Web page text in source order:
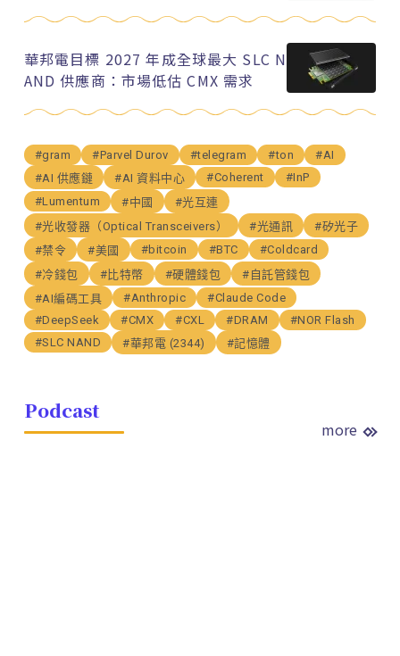
華邦電目標 2027 年成全球最大 SLC N
AND 供應商：市場低估 CMX 需求
#gram #Parvel Durov #telegram #ton
#AI
#AI 供應鏈
#AI 資料中心 #Coherent
#InP
#Lumentum
#中國
#光互連
#光收發器（Optical Transceivers）
#光通訊
#矽光子
#禁令
#美國 #bitcoin #BTC
#Coldcard
#冷錢包
#比特幣 #硬體錢包
#自託管錢包
#AI編碼工具
#Anthropic
#Claude Code
#DeepSeek
#CMX #CXL #DRAM
#NOR Flash
#SLC NAND
#華邦電 (2344) #記憶體
Podcast
more